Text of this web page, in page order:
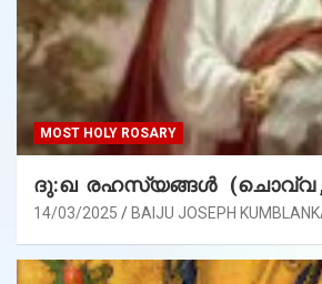
MOST HOLY ROSARY
ദു:ഖ രഹസ്യങ്ങൾ (ചൊവ്വ
14/03/2025 BAIJU JOSEPH